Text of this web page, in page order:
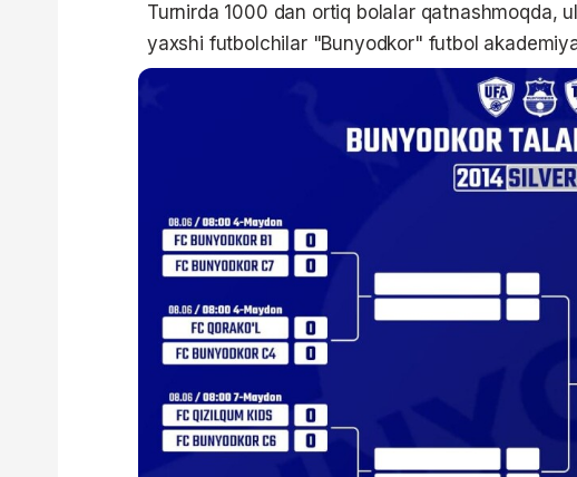
Turnirda 1000 dan ortiq bolalar qatnashmoqda,
yaxshi futbolchilar "Bunyodkor" futbol